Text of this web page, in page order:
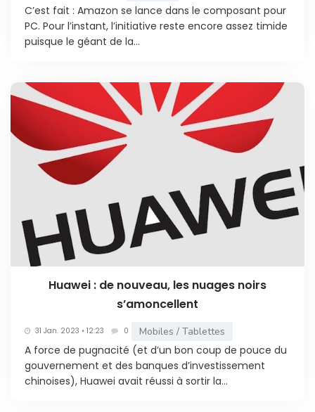
C’est fait : Amazon se lance dans le composant pour
PC. Pour l’instant, l’initiative reste encore assez timide
puisque le géant de la...
Huawei : de nouveau, les nuages noirs
s’amoncellent
31 Jan. 2023 • 12:23 0 Mobiles / Tablettes
A force de pugnacité (et d’un bon coup de pouce du
gouvernement et des banques d’investissement
chinoises), Huawei avait réussi à sortir la...